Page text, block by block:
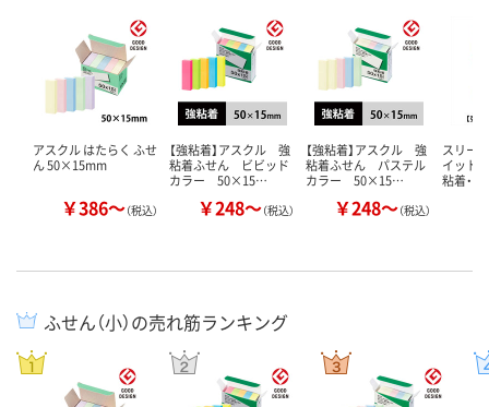
アスクル はたらく ふせ
ん 50×15mm
￥386～（税込）
【強粘着】アスクル 強
粘着ふせん ビビッド
カラー 50×15…
￥248～（税込）
【強粘着】アスクル 強
粘着ふせん パステル
カラー 50×15…
￥248～（税込）
スリー
イット
粘着・
ふせん（小）の売れ筋ランキング